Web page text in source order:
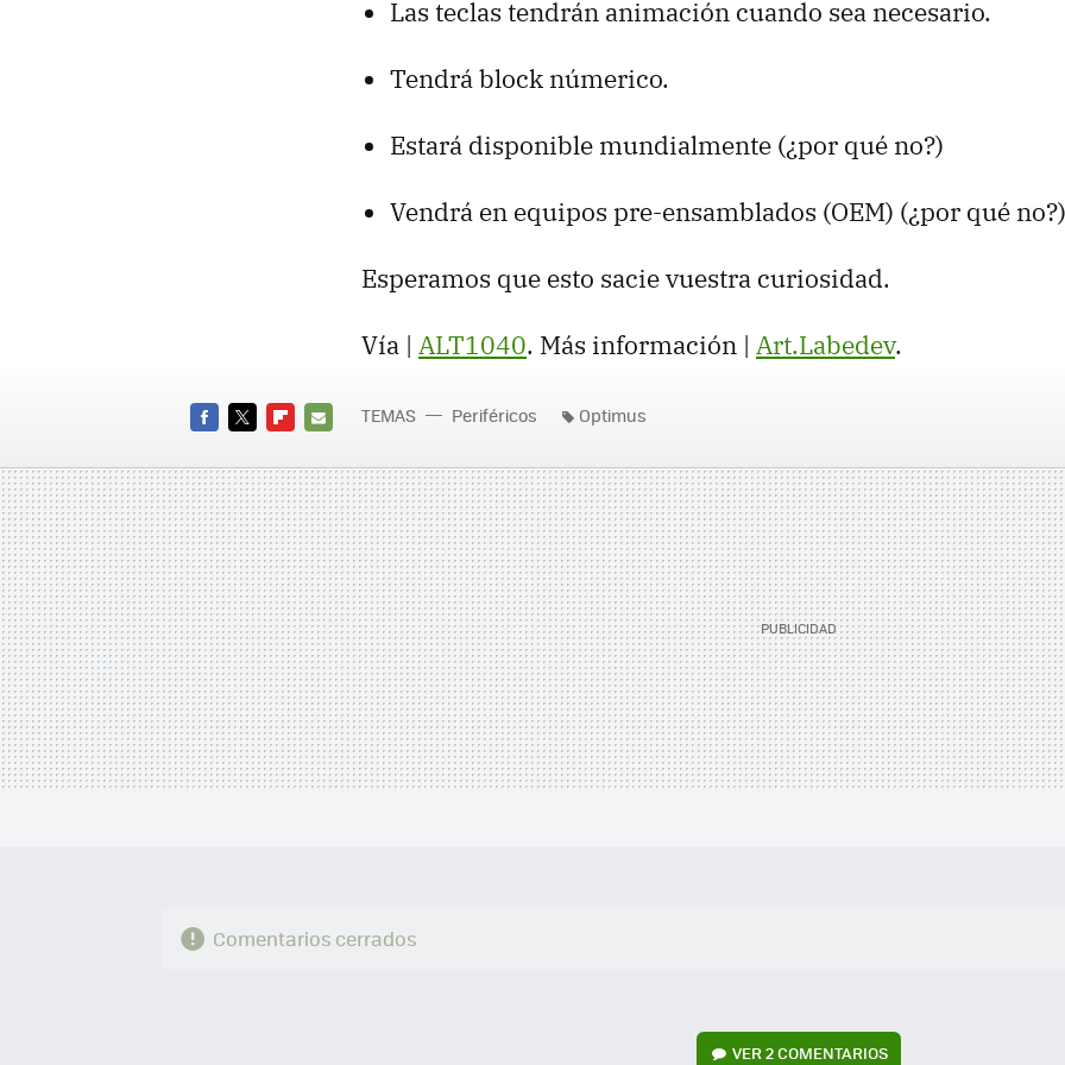
Las teclas tendrán animación cuando sea necesario.
Tendrá block númerico.
Estará disponible mundialmente (¿por qué no?)
Vendrá en equipos pre-ensamblados (OEM) (¿por qué
Esperamos que esto sacie vuestra curiosidad.
Vía | ALT1040. Más información | Art.Labedev.
MAIL
TEMAS Periféricos Optimus
Comentarios cerrados
VER2 COMENTARIOS